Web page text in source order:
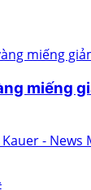
miếng
- News